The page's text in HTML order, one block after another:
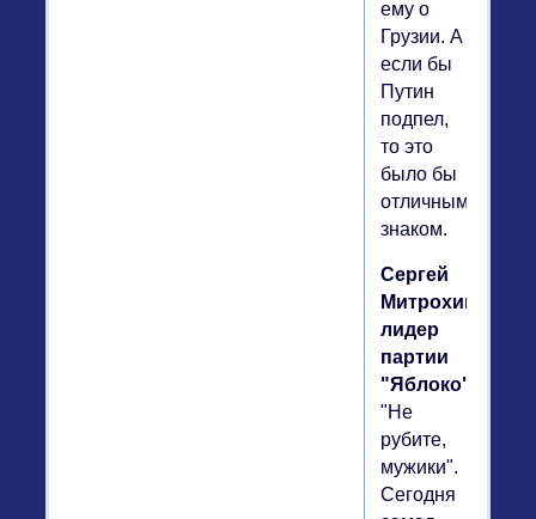
ему о
Грузии. А
если бы
Путин
подпел,
то это
было бы
отличным
знаком.
Сергей
Митрохин,
лидер
партии
"Яблоко".
"Не
рубите,
мужики".
Сегодня